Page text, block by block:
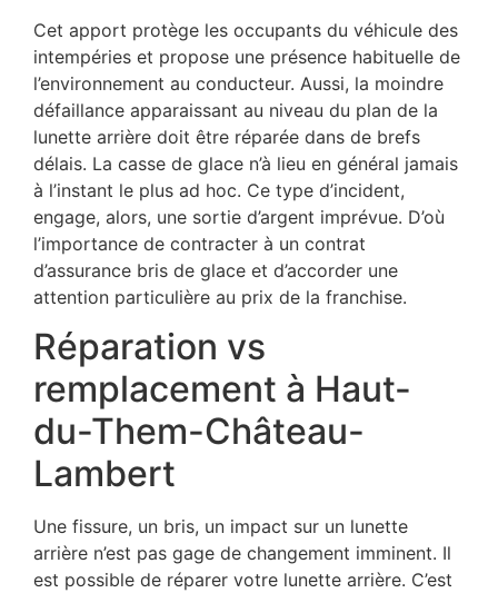
Cet apport protège les occupants du véhicule des
intempéries et propose une présence habituelle de
l’environnement au conducteur. Aussi, la moindre
défaillance apparaissant au niveau du plan de la
lunette arrière doit être réparée dans de brefs
délais. La casse de glace n’à lieu en général jamais
à l’instant le plus ad hoc. Ce type d’incident,
engage, alors, une sortie d’argent imprévue. D’où
l’importance de contracter à un contrat
d’assurance bris de glace et d’accorder une
attention particulière au prix de la franchise.
Réparation vs
remplacement à Haut-
du-Them-Château-
Lambert
Une fissure, un bris, un impact sur un lunette
arrière n’est pas gage de changement imminent. Il
est possible de réparer votre lunette arrière. C’est